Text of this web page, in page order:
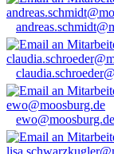
ewo@moosburg.de